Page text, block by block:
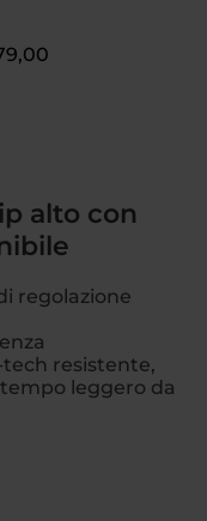
alto con
regolazione
resistente,
leggero da